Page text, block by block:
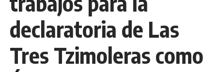
declaratoria de Las
Tres Tzimoleras como